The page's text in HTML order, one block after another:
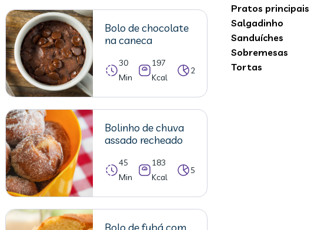
Bolo de chocolate
na caneca
30
Min
197
Kcal
2
Bolinho de chuva
assado recheado
45
Min
183
Kcal
5
Pratos principais
Salgadinho
Sanduíches
Sobremesas
Tortas